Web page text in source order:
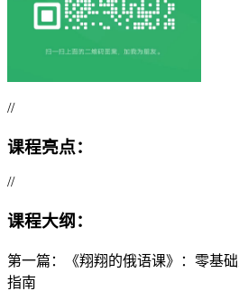
//
课程亮点：
//
课程大纲：
第一篇：《翔翔的俄语课》：零基
指南